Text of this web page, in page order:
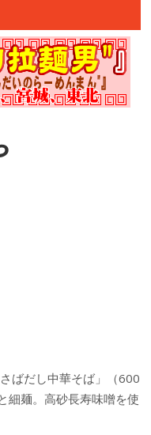
ばだし中華そば」（600
細麺。高砂長寿味噌を使